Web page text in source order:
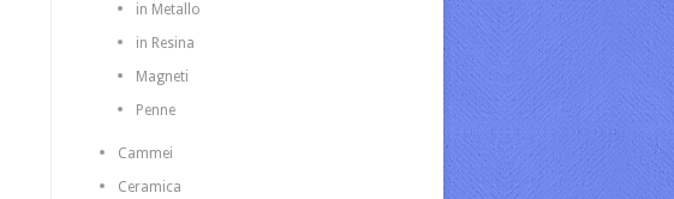
in Metallo
in Resina
Magneti
Penne
Cammei
Ceramica